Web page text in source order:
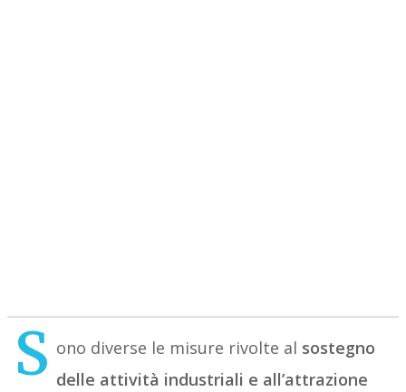
S ono diverse le misure rivolte al sostegno
delle attività industriali e all’attrazione